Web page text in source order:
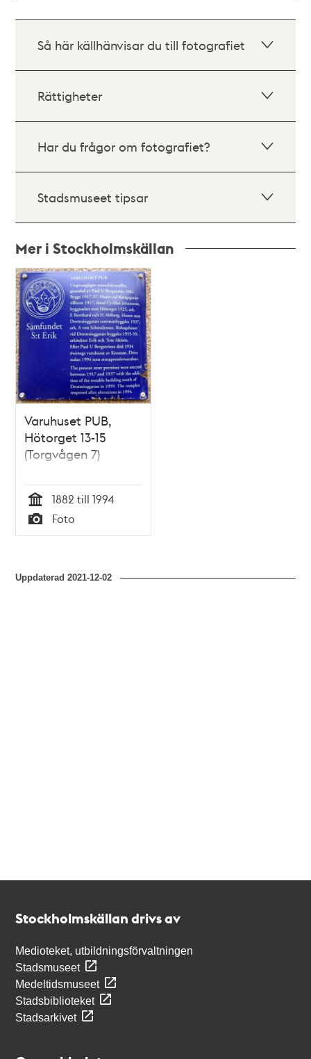
Så här källhänvisar du till fotografiet
Rättigheter
Har du frågor om fotografiet?
Stadsmuseet tipsar
Mer i Stockholmskällan
Relaterade
poster
och
teman
Varuhuset PUB,
Hötorget 13-15
(Torgvågen 7)
Tid
1882 till 1994
Typ
Foto
Uppdaterad2021-12-02
Stockholmskällan drivs av
Medioteket, utbildningsförvaltningen
Stadsmuseet
Medeltidsmuseet
Stadsbiblioteket
Stadsarkivet